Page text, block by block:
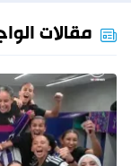
مقالات